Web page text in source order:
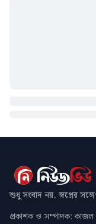
শুধু সংবাদ নয়, স্বপ্নের
প্রকাশক ও সম্পাদক: কাজল